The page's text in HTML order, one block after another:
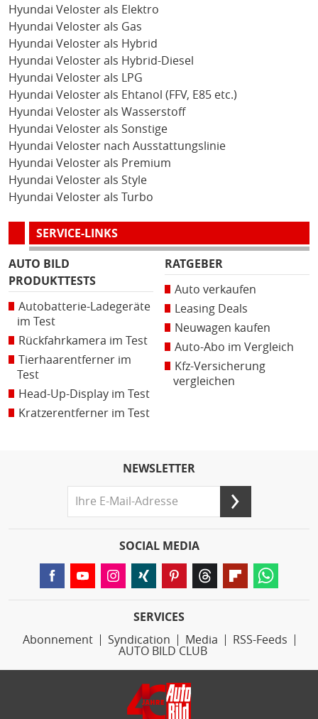
Hyundai Veloster als Elektro
Hyundai Veloster als Gas
Hyundai Veloster als Hybrid
Hyundai Veloster als Hybrid-Diesel
Hyundai Veloster als LPG
Hyundai Veloster als Ehtanol (FFV, E85 etc.)
Hyundai Veloster als Wasserstoff
Hyundai Veloster als Sonstige
Hyundai Veloster nach Ausstattungslinie
Hyundai Veloster als Premium
Hyundai Veloster als Style
Hyundai Veloster als Turbo
SERVICE-LINKS
AUTO BILD
PRODUKTTESTS
Autobatterie-Ladegeräte
im Test
Rückfahrkamera im Test
Tierhaarentferner im
Test
Head-Up-Display im Test
Kratzerentferner im Test
RATGEBER
Auto verkaufen
Leasing Deals
Neuwagen kaufen
Auto-Abo im Vergleich
Kfz-Versicherung
vergleichen
NEWSLETTER
SOCIAL MEDIA
SERVICES
Abonnement
Syndication Media
RSS-Feeds
AUTO BILD CLUB